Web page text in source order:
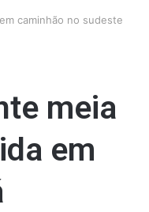
caminhão no sudeste
meia
em